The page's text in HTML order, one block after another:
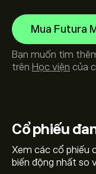
Cổ phiếu
Xem các cổ phiếu
biến động nhất so
Mua Futura
Bạn muốn tìm
trên Học viện của